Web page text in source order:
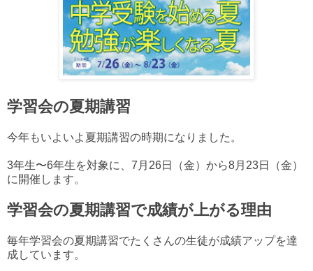
学習会の夏期講習
今年もいよいよ夏期講習の時期になりました。
3年生〜6年生を対象に、7月26日（金）から8月23日（金）
に開催します。
学習会の夏期講習で成績が上がる理由
毎年学習会の夏期講習でたくさんの生徒が成績アップを達
成しています。